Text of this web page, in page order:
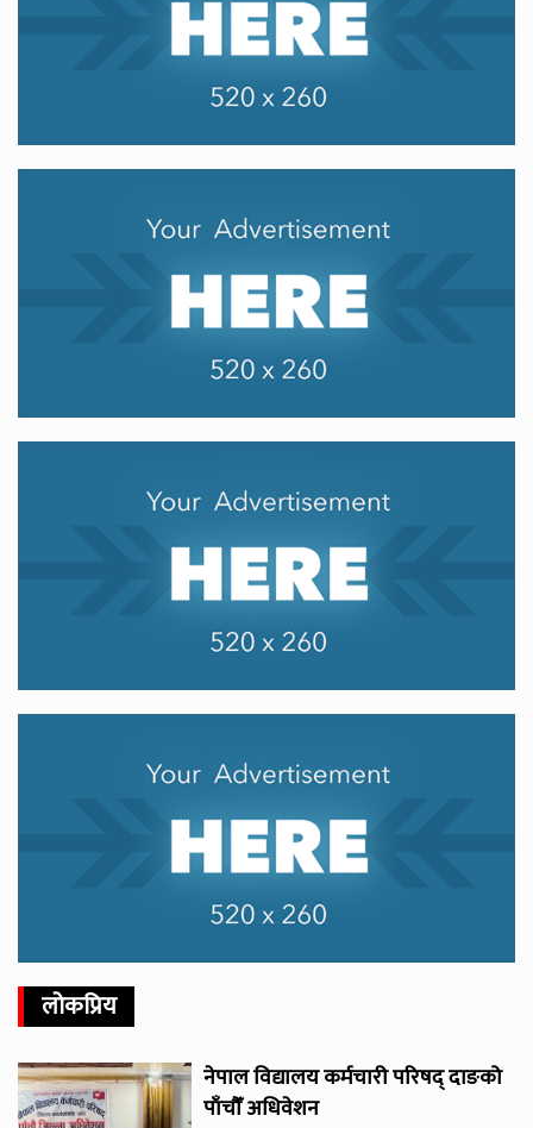
लोकप्रिय
नेपाल विद्यालय कर्मचारी परिषद् दाङको
पाँचौँ अधिवेशन